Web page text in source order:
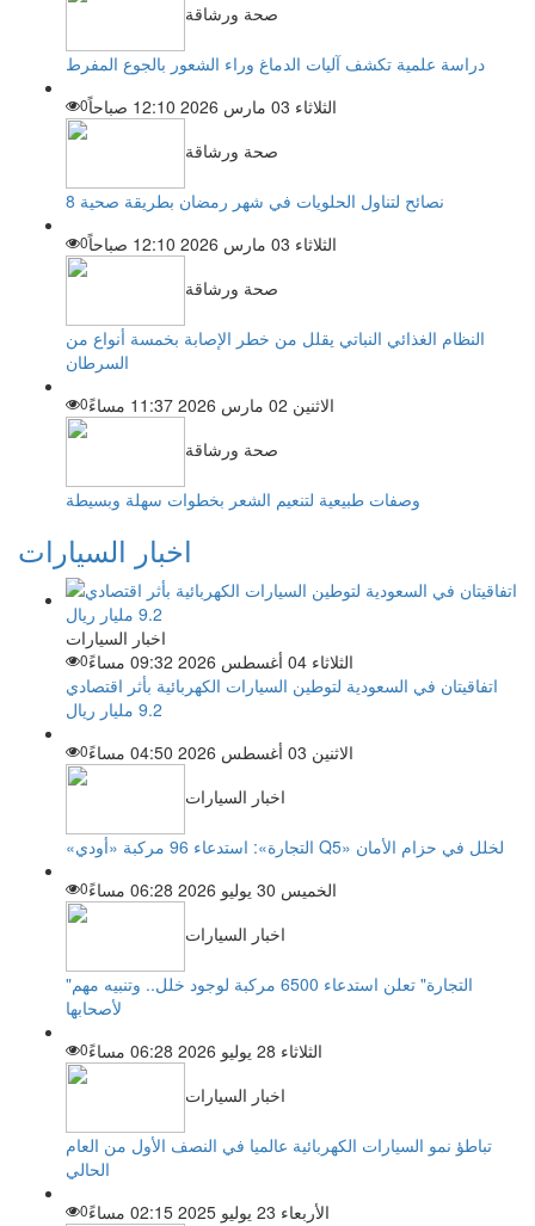
صحة ورشاقة
دراسة علمية تكشف آليات الدماغ وراء الشعور بالجوع المفرط
الثلاثاء 03 مارس 2026 12:10 صباحاً
0
صحة ورشاقة
8 نصائح لتناول الحلويات في شهر رمضان بطريقة صحية
الثلاثاء 03 مارس 2026 12:10 صباحاً
0
صحة ورشاقة
النظام الغذائي النباتي يقلل من خطر الإصابة بخمسة أنواع من
السرطان
الاثنين 02 مارس 2026 11:37 مساءً
0
صحة ورشاقة
وصفات طبيعية لتنعيم الشعر بخطوات سهلة وبسيطة
اخبار السيارات
اخبار السيارات
الثلاثاء 04 أغسطس 2026 09:32 مساءً
0
اتفاقيتان في السعودية لتوطين السيارات الكهربائية بأثر اقتصادي
9.2 مليار ريال
الاثنين 03 أغسطس 2026 04:50 مساءً
0
اخبار السيارات
«التجارة»: استدعاء 96 مركبة «أودي Q5» لخلل في حزام الأمان
الخميس 30 يوليو 2026 06:28 مساءً
0
اخبار السيارات
"التجارة" تعلن استدعاء 6500 مركبة لوجود خلل.. وتنبيه مهم
لأصحابها
الثلاثاء 28 يوليو 2026 06:28 مساءً
0
اخبار السيارات
تباطؤ نمو السيارات الكهربائية عالميا في النصف الأول من العام
الحالي
الأربعاء 23 يوليو 2025 02:15 مساءً
0